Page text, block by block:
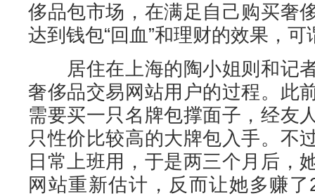
侈品包市场，在满足自己购买奢
达到钱包“回血”和理财的效果，
居住在上海的陶小姐则和记
奢侈品交易网站用户的过程。此
需要买一只名牌包撑面子，经友
只性价比较高的大牌包入手。不
日常上班用，于是两三个月后，
网站重新估计，反而让她多赚